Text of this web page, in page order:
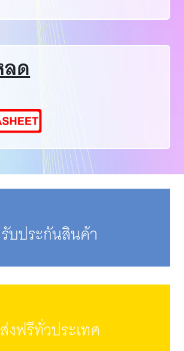
ด
รับประกันสินค้า
ส่งฟรีทั่วประเทศ